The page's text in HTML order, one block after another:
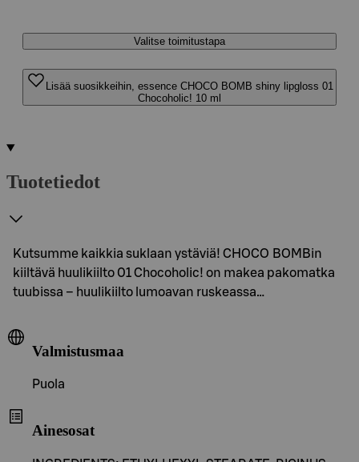
Valitse toimitustapa
Lisää suosikkeihin, essence CHOCO BOMB shiny lipgloss 01
Chocoholic! 10 ml
Tuotetiedot
Kutsumme kaikkia suklaan ystäviä! CHOCO BOMBin
kiiltävä huulikiilto 01 Chocoholic! on makea pakomatka
tuubissa – huulikiilto lumoavan ruskeassa…
Valmistusmaa
Puola
Ainesosat